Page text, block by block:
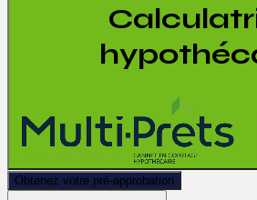
Obtenez votre pré-approbation